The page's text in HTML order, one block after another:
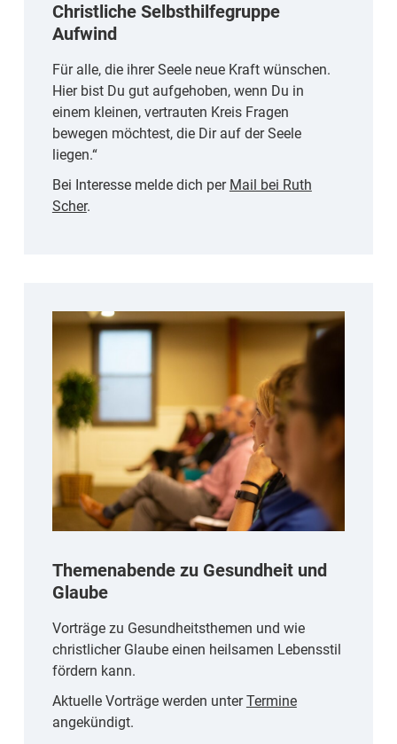
Christliche Selbsthilfegruppe
Aufwind
Für alle, die ihrer Seele neue Kraft wünschen.
Hier bist Du gut aufgehoben, wenn Du in
einem kleinen, vertrauten Kreis Fragen
bewegen möchtest, die Dir auf der Seele
liegen.“
Bei Interesse melde dich per Mail bei Ruth
Scher.
Themenabende zu Gesundheit und
Glaube
Vorträge zu Gesundheitsthemen und wie
christlicher Glaube einen heilsamen Lebensstil
fördern kann.
Aktuelle Vorträge werden unterTermine
angekündigt.